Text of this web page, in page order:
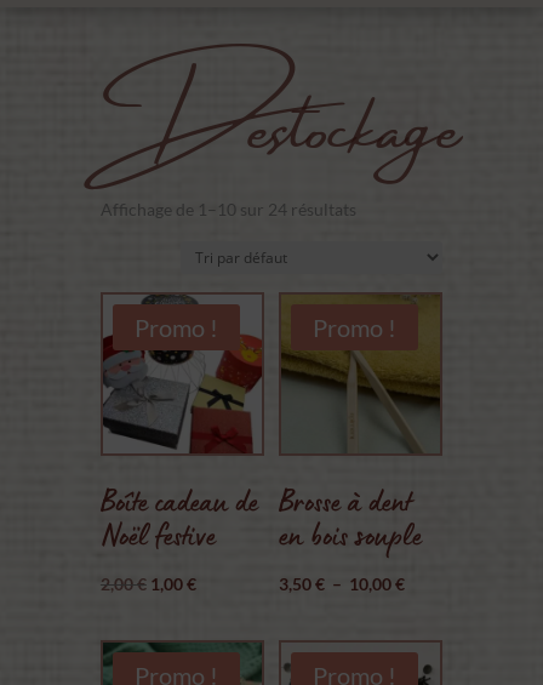
Destockage
Affichage de 1–10 sur 24 résultats
Promo !
Boîte cadeau de
Noël festive
2,00€ Le
initial
était :
1,00€Le
actuel
est :
Promo !
Brosse à dent
en bois souple
3,50€ – 10,00€Plage
prix :
3,50 €
Promo ! Promo !